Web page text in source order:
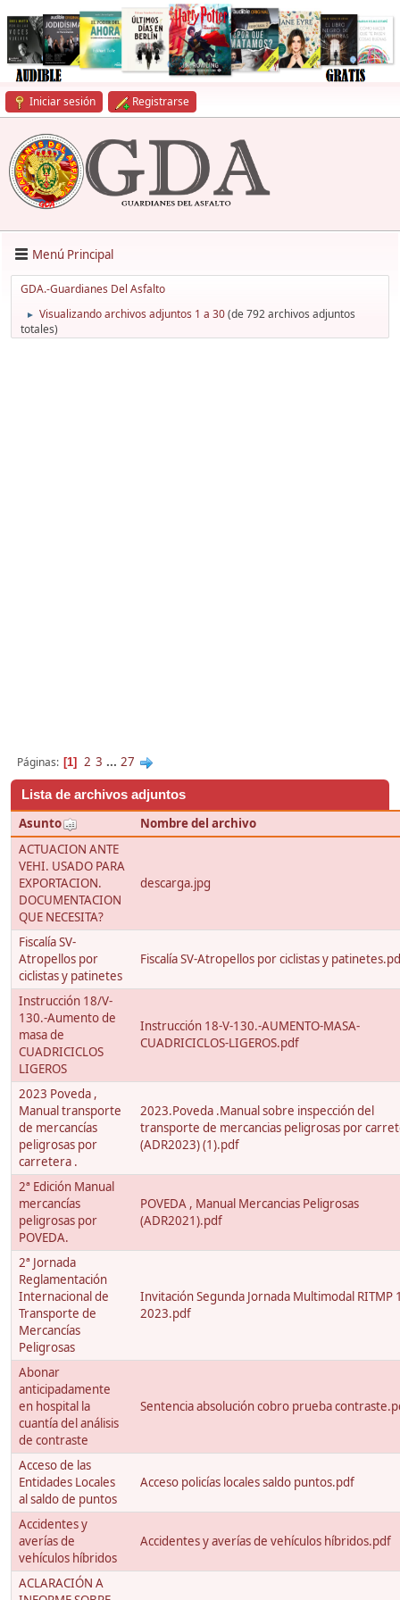
Iniciar sesión Registrarse
Menú Principal
GDA.-Guardianes Del Asfalto
► Visualizando archivos adjuntos 1 a 30(de 792 archivos adjuntos
totales)
Páginas 1 2 3 ... 27
Lista de archivos adjuntos
Asunto
Nombre del archivo
ACTUACION ANTE
VEHI. USADO PARA
EXPORTACION.
DOCUMENTACION
QUE NECESITA?
descarga.jpg
Fiscalía SV-
Atropellos por
ciclistas y patinetes
Fiscalía SV-Atropellos por ciclistas y
Instrucción 18/V-
130.-Aumento de
masa de
CUADRICICLOS
LIGEROS
Instrucción 18-V-130.-AUMENTO-MASA-
CUADRICICLOS-LIGEROS.pdf
2023 Poveda ,
Manual transporte
de mercancías
peligrosas por
carretera .
2023.Poveda .Manual sobre inspección del
transporte de mercancias peligrosas por
(ADR2023) (1).pdf
2ª Edición Manual
mercancías
peligrosas por
POVEDA.
POVEDA , Manual Mercancias Peligrosas
(ADR2021).pdf
2ª Jornada
Reglamentación
Internacional de
Transporte de
Mercancías
Peligrosas
Invitación Segunda Jornada Multimodal RITMP
2023.pdf
Abonar
anticipadamente
en hospital la
cuantía del análisis
de contraste
Sentencia absolución cobro prueba
Acceso de las
Entidades Locales
al saldo de puntos
Acceso policías locales saldo puntos.pdf
Accidentes y
averías de
vehículos híbridos
Accidentes y averías de vehículos híbridos.pdf
ACLARACIÓN A